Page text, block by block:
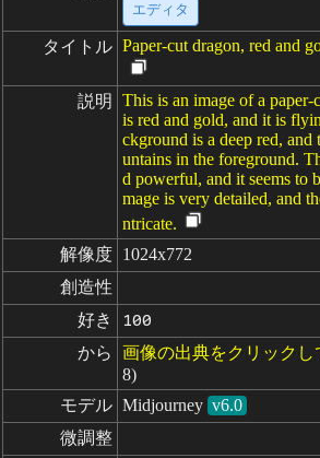
エディタ
タイトル Paper-cut dragon, red and
説明
This is an image of a
is red and gold, and it is
ckground is a deep red, and
untains in the foreground.
d powerful, and it seems to
mage is very detailed, and
ntricate.
解像度 1024x772
創造性
好き
100
から 画像の出典をクリックし
8)
モデル Midjourney v6.0
微調整